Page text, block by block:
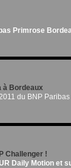
Primrose
à Bordeaux
du BNP
Challenger !
Daily Motion et